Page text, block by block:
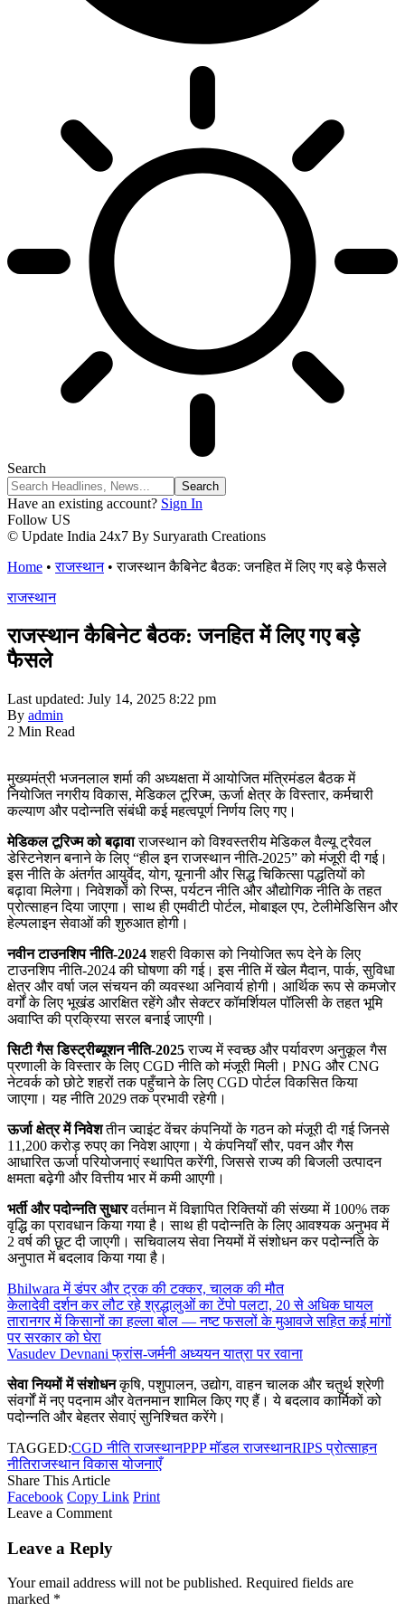
Search
Have an existing account? Sign In
Follow US
© Update India 24x7 By Suryarath Creations
Home •राजस्थान•राजस्थान कैबिनेट बैठक: जनहित में लिए गए बड़े फैसले
राजस्थान
राजस्थान कैबिनेट बैठक: जनहित में लिए गए बड़े
फैसले
Last updated: July 14, 2025 8:22 pm
By admin
2 Min Read
मुख्यमंत्री भजनलाल शर्मा की अध्यक्षता में आयोजित मंत्रिमंडल बैठक में
नियोजित नगरीय विकास, मेडिकल टूरिज्म, ऊर्जा क्षेत्र के विस्तार, कर्मचारी
कल्याण और पदोन्नति संबंधी कई महत्वपूर्ण निर्णय लिए गए।
मेडिकल टूरिज्म को बढ़ावाराजस्थान को विश्वस्तरीय मेडिकल वैल्यू ट्रैवल
डेस्टिनेशन बनाने के लिए “हील इन राजस्थान नीति-2025” को मंजूरी दी गई।
इस नीति के अंतर्गत आयुर्वेद, योग, यूनानी और सिद्ध चिकित्सा पद्धतियों को
बढ़ावा मिलेगा। निवेशकों को रिप्स, पर्यटन नीति और औद्योगिक नीति के तहत
प्रोत्साहन दिया जाएगा। साथ ही एमवीटी पोर्टल, मोबाइल एप, टेलीमेडिसिन और
हेल्पलाइन सेवाओं की शुरुआत होगी।
नवीन टाउनशिप नीति-2024शहरी विकास को नियोजित रूप देने के लिए
टाउनशिप नीति-2024 की घोषणा की गई। इस नीति में खेल मैदान, पार्क, सुविधा
क्षेत्र और वर्षा जल संचयन की व्यवस्था अनिवार्य होगी। आर्थिक रूप से कमजोर
वर्गों के लिए भूखंड आरक्षित रहेंगे और सेक्टर कॉमर्शियल पॉलिसी के तहत भूमि
अवाप्ति की प्रक्रिया सरल बनाई जाएगी।
सिटी गैस डिस्ट्रीब्यूशन नीति-2025राज्य में स्वच्छ और पर्यावरण अनुकूल गैस
प्रणाली के विस्तार के लिए CGD नीति को मंजूरी मिली। PNG और CNG
नेटवर्क को छोटे शहरों तक पहुँचाने के लिए CGD पोर्टल विकसित किया
जाएगा। यह नीति 2029 तक प्रभावी रहेगी।
ऊर्जा क्षेत्र में निवेशतीन ज्वाइंट वेंचर कंपनियों के गठन को मंजूरी दी गई जिनसे
11,200 करोड़ रुपए का निवेश आएगा। ये कंपनियाँ सौर, पवन और गैस
आधारित ऊर्जा परियोजनाएं स्थापित करेंगी, जिससे राज्य की बिजली उत्पादन
क्षमता बढ़ेगी और वित्तीय भार में कमी आएगी।
भर्ती और पदोन्नति सुधारवर्तमान में विज्ञापित रिक्तियों की संख्या में 100% तक
वृद्धि का प्रावधान किया गया है। साथ ही पदोन्नति के लिए आवश्यक अनुभव में
2 वर्ष की छूट दी जाएगी। सचिवालय सेवा नियमों में संशोधन कर पदोन्नति के
अनुपात में बदलाव किया गया है।
Bhilwara में डंपर और ट्रक की टक्कर, चालक की मौत
केलादेवी दर्शन कर लौट रहे श्रद्धालुओं का टेंपो पलटा, 20 से अधिक घायल
तारानगर में किसानों का हल्ला बोल — नष्ट फसलों के मुआवजे सहित कई मांगों
पर सरकार को घेरा
Vasudev Devnani फ्रांस-जर्मनी अध्ययन यात्रा पर रवाना
सेवा नियमों में संशोधनकृषि, पशुपालन, उद्योग, वाहन चालक और चतुर्थ श्रेणी
संवर्गों में नए पदनाम और वेतनमान शामिल किए गए हैं। ये बदलाव कार्मिकों को
पदोन्नति और बेहतर सेवाएं सुनिश्चित करेंगे।
TAGGED:CGD नीति राजस्थानPPP मॉडल राजस्थानRIPS प्रोत्साहन
नीतिराजस्थान विकास योजनाएँ
Share This Article
Facebook Copy Link Print
Leave a Comment
Leave a Reply
Your email address will not be published. Required fields are
marked *